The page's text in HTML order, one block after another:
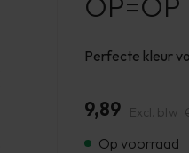
Perfecte kleur
9,89 Excl. btw
Op voorraad